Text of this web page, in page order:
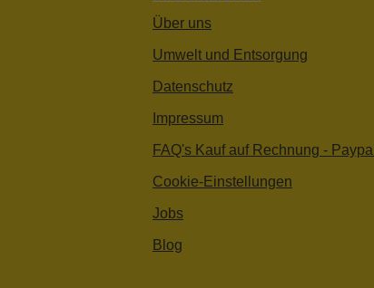
Über uns
Umwelt und Entsorgung
Datenschutz
Impressum
FAQ's Kauf auf Rechnung - Paypal
Cookie-Einstellungen
Jobs
Blog